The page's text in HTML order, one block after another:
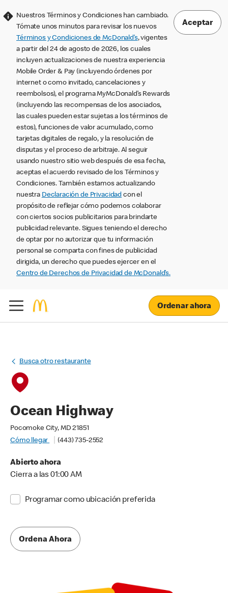
Nuestros Términos y Condiciones han cambiado.
Tómate unos minutos para revisar los nuevos
Términos y Condiciones de McDonald’s, vigentes
a partir del 24 de agosto de 2026, los cuales
incluyen actualizaciones de nuestra experiencia
Mobile Order & Pay (incluyendo órdenes por
internet o como invitado, cancelaciones y
reembolsos), el programa MyMcDonald’s Rewards
(incluyendo las recompensas de los asociados,
las cuales pueden estar sujetas a los términos de
estos), funciones de valor acumulado, como
tarjetas digitales de regalo, y la resolución de
disputas y el proceso de arbitraje. Al seguir
usando nuestro sitio web después de esa fecha,
aceptas el acuerdo revisado de los Términos y
Condiciones. También estamos actualizando
nuestra Declaración de Privacidad con el
propósito de reflejar cómo podemos colaborar
con ciertos socios publicitarios para brindarte
publicidad relevante. Sigues teniendo el derecho
de optar por no autorizar que tu información
personal se comparta con fines de publicidad
dirigida, un derecho que puedes ejercer en el
Centro de Derechos de Privacidad de McDonald’s.
Aceptar
Ordenar ahora
Busca otro restaurante
Ocean Highway
Pocomoke City, MD 21851
Cómo llegar
(443) 735-2552
Abierto ahora
Cierra a las 01:00 AM
Programar como ubicación preferida
Ordena Ahora